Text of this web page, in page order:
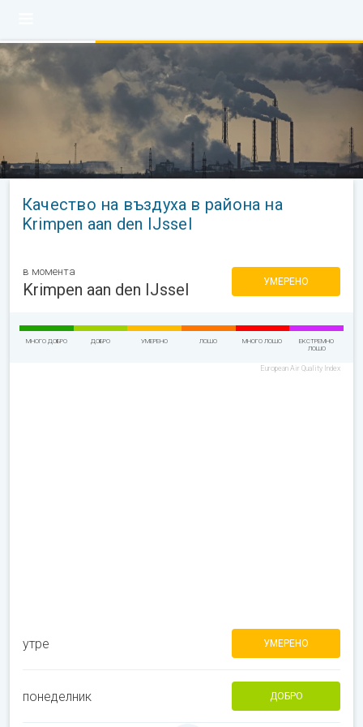
Качество на въздуха в района на
Krimpen aan den IJssel
в момента
Krimpen aan den IJssel УМЕРЕНО
МНОГО ДОБРО ДОБРО УМЕРЕНО ЛОШО МНОГО ЛОШО
ЕКСТРЕМНО
ЛОШО
European Air Quality Index
утре УМЕРЕНО
понеделник ДОБРО